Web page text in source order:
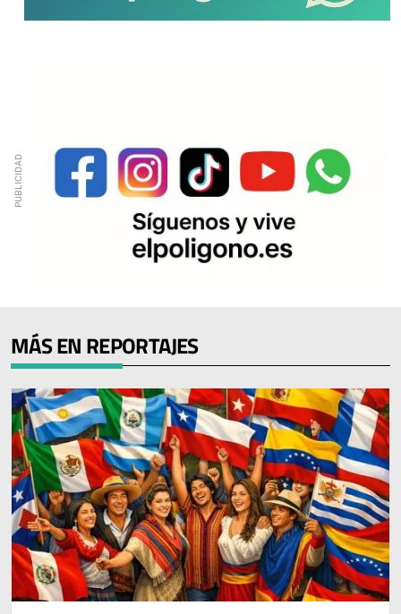
MÁS EN REPORTAJES